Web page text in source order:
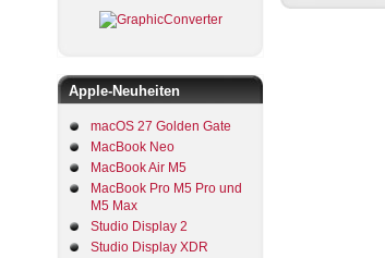
Apple-Neuheiten
macOS 27 Golden Gate
MacBook Neo
MacBook Air M5
MacBook Pro M5 Pro und
M5 Max
Studio Display 2
Studio Display XDR